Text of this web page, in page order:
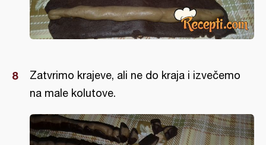
Zatvrimo krajeve, ali ne do kraja i izvečemo
na male kolutove.